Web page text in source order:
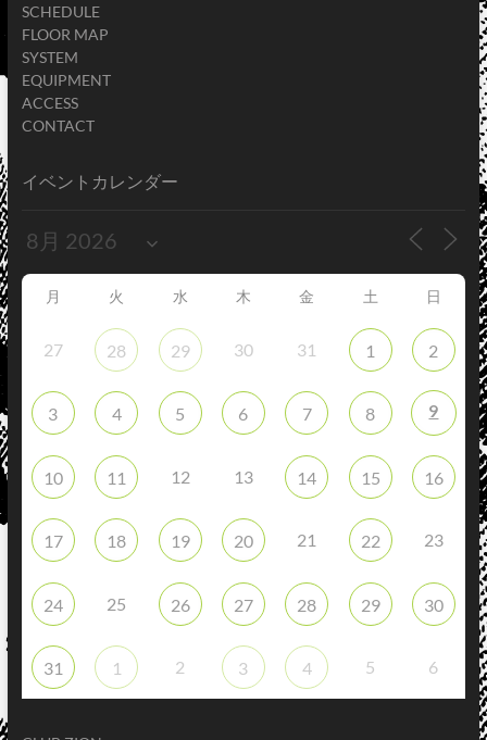
SCHEDULE
FLOOR MAP
SYSTEM
EQUIPMENT
ACCESS
CONTACT
イベントカレンダー
月 火 水 木 金 土 日
27 28 29 30 31 1 2
3 4 5 6 7 8 9
10 11 12 13 14 15 16
17 18 19 20 21 22 23
24 25 26 27 28 29 30
31 1 2 3 4 5 6